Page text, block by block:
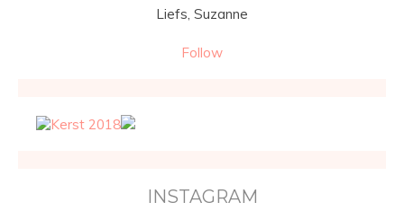
Liefs, Suzanne
Follow
INSTAGRAM